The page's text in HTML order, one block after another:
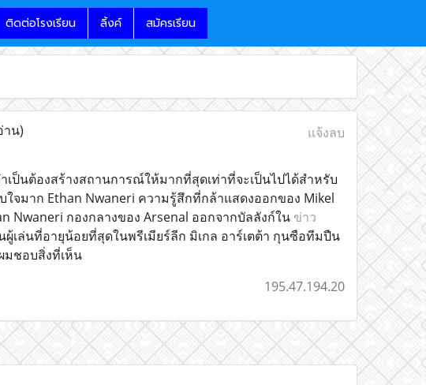
ติดต่อโรงเรียน ลิ้งค์ สมัครเรียน
าน) แจ้งลบ
ป็นต้องสร้างสถานการณ์ให้มากที่สุดเท่าที่จะเป็นไปได้สำหรับ
จมาก Ethan Nwaneri ความรู้สึกที่กล้าแสดงออกของ Mikel
Nwaneri กองกลางของ Arsenal ออกจากบัลลังก์ใน ข่าว
ผู้เล่นที่อายุน้อยที่สุดในพรีเมียร์ลีก มิเกล อาร์เตต้า กุนซือทีมปืน
มชอบสิ่งที่เห็น
195.47.194.20